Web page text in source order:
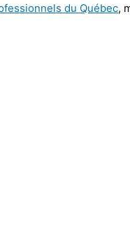
du Québec,